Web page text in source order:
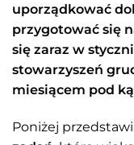
uporządkować
przygotować się
się zaraz w
stowarzyszeń
miesiącem pod
Poniżej